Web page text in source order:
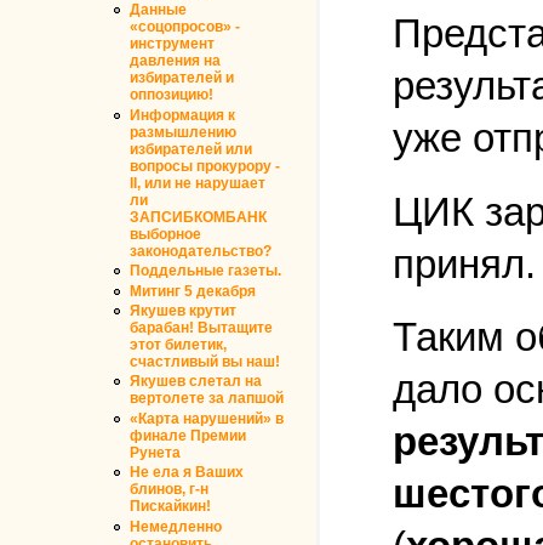
Данные
«соцопросов» -
инструмент
давления на
избирателей и
оппозицию!
Информация к
размышлению
избирателей или
вопросы прокурору -
II, или не нарушает
ли
ЗАПСИБКОМБАНК
выборное
законодательство?
Поддельные газеты.
Митинг 5 декабря
Якушев крутит
барабан! Вытащите
этот билетик,
счастливый вы наш!
Якушев слетал на
вертолете за лапшой
«Карта нарушений» в
финале Премии
Рунета
Не ела я Ваших
блинов, г-н
Пискайкин!
Немедленно
уже
ЦИК
принял.
Таким
дало